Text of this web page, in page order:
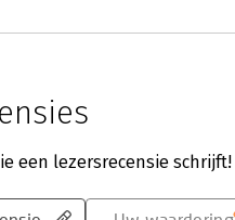
een lezersrecensie schrijft!